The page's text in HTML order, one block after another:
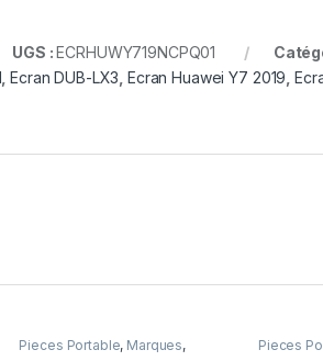
UGS :ECRHUWY719NCPQ01
,Ecran DUB-LX3 ,Ecran Huawei Y7 2019
Pieces Portable, Marques,
Pieces